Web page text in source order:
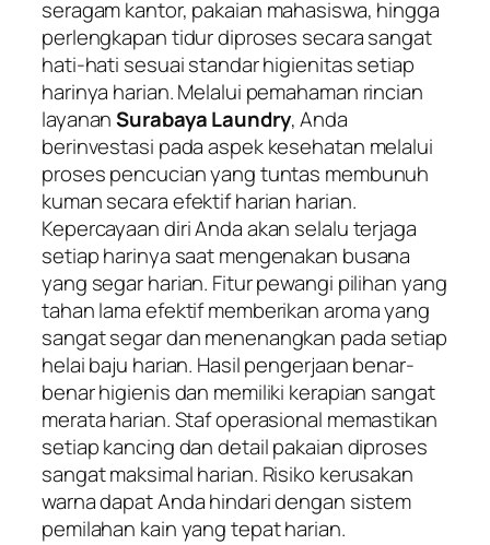
seragam kantor, pakaian mahasiswa, hingga
perlengkapan tidur diproses secara sangat
hati-hati sesuai standar higienitas setiap
harinya harian. Melalui pemahaman rincian
layananSurabaya Laundry, Anda
berinvestasi pada aspek kesehatan melalui
proses pencucian yang tuntas membunuh
kuman secara efektif harian harian.
Kepercayaan diri Anda akan selalu terjaga
setiap harinya saat mengenakan busana
yang segar harian. Fitur pewangi pilihan yang
tahan lama efektif memberikan aroma yang
sangat segar dan menenangkan pada setiap
helai baju harian. Hasil pengerjaan benar-
benar higienis dan memiliki kerapian sangat
merata harian. Staf operasional memastikan
setiap kancing dan detail pakaian diproses
sangat maksimal harian. Risiko kerusakan
warna dapat Anda hindari dengan sistem
pemilahan kain yang tepat harian.